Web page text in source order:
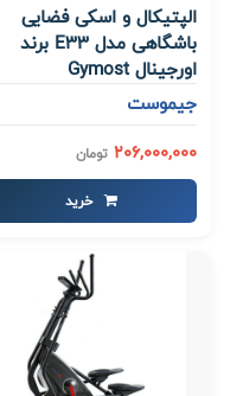
الپتیکال و اسکی فضایی
باشگاهی مدل E33 برند
اورجینال Gymost
جیموست
206,000,000 تومان
خرید